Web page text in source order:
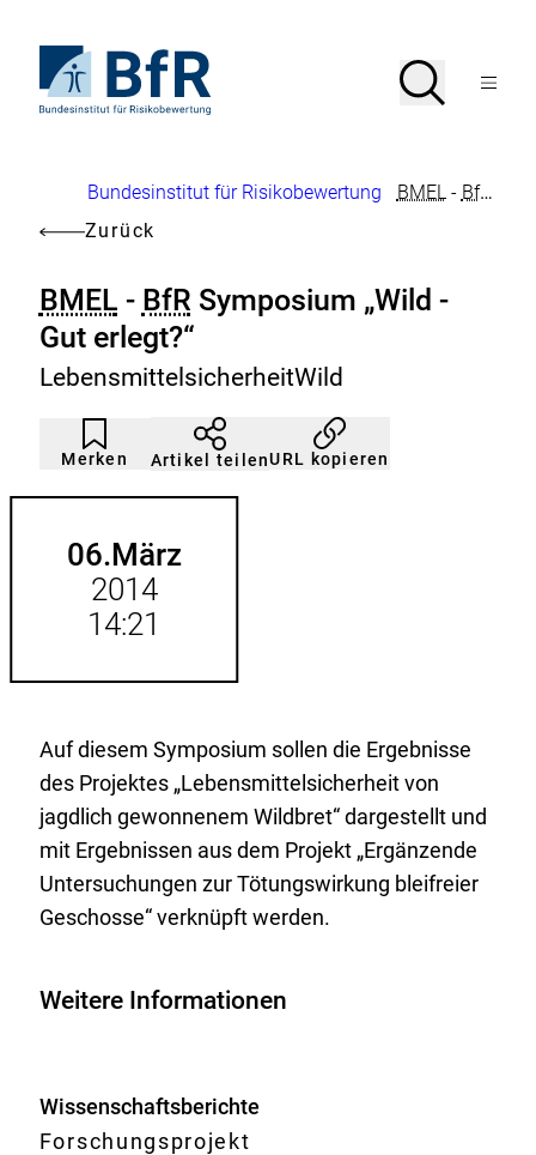
Seiteninhalt
springenStartseite
von
Suche
SucheMenü
Brotkrumennavigation
Bundesinstitut für Risikobewertung BMEL- BfR
Zurück
BMEL - BfR Symposium „Wild -
Gut erlegt?“
LebensmittelsicherheitWild
Merken
Artikel
nicht
gemerkt
Durch
Klicken
der
Artikel teilenURL kopieren
06.März
2014
14:21
Auf diesem Symposium sollen die Ergebnisse
des Projektes „Lebensmittelsicherheit von
jagdlich gewonnenem Wildbret“ dargestellt und
mit Ergebnissen aus dem Projekt „Ergänzende
Untersuchungen zur Tötungswirkung bleifreier
Geschosse“ verknüpft werden.
Weitere Informationen
Wissenschaftsberichte
Forschungsprojekt